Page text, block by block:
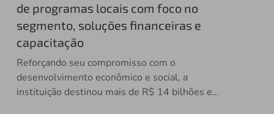
de programas locais com foco no
segmento, soluções financeiras e
capacitação
Reforçando seu compromisso com o
desenvolvimento econômico e social, a
instituição destinou mais de R$ 14 bilhões em